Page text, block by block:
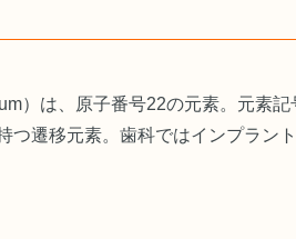
）は、原子番号22の元素。元素
つ遷移元素。歯科ではインプラン